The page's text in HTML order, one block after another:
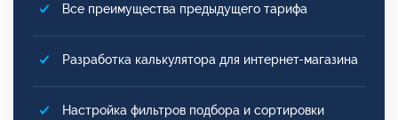
Все преимущества предыдущего тарифа
Разработка калькулятора для интернет-магазина
Настройка фильтров подбора и сортировки